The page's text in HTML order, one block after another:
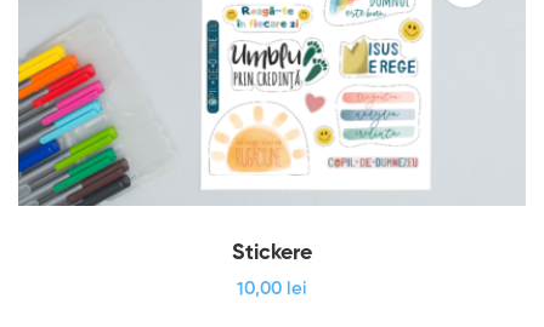
Stickere
10,00 lei